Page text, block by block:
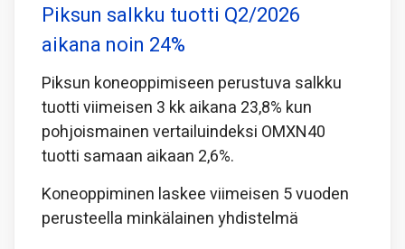
Piksun salkku tuotti Q2/2026
aikana noin 24%
Piksun koneoppimiseen perustuva salkku
tuotti viimeisen 3 kk aikana 23,8% kun
pohjoismainen vertailuindeksi OMXN40
tuotti samaan aikaan 2,6%.
Koneoppiminen laskee viimeisen 5 vuoden
perusteella minkälainen yhdistelmä